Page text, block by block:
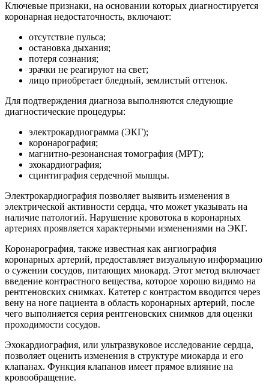
Ключевые признаки, на основании которых диагностируется
коронарная недостаточность, включают:
отсутствие пульса;
остановка дыхания;
потеря сознания;
зрачки не реагируют на свет;
лицо приобретает бледный, землистый оттенок.
Для подтверждения диагноза выполняются следующие
диагностические процедуры:
электрокардиограмма (ЭКГ);
коронарография;
магнитно-резонансная томография (МРТ);
эхокардиография;
сцинтиграфия сердечной мышцы.
Электрокардиография позволяет выявить изменения в
электрической активности сердца, что может указывать на
наличие патологий. Нарушение кровотока в коронарных
артериях проявляется характерными изменениями на ЭКГ.
Коронарография, также известная как ангиография
коронарных артерий, предоставляет визуальную информацию
о сужении сосудов, питающих миокард. Этот метод включает
введение контрастного вещества, которое хорошо видимо на
рентгеновских снимках. Катетер с контрастом вводится через
вену на ноге пациента в область коронарных артерий, после
чего выполняется серия рентгеновских снимков для оценки
проходимости сосудов.
Эхокардиография, или ультразвуковое исследование сердца,
позволяет оценить изменения в структуре миокарда и его
клапанах. Функция клапанов имеет прямое влияние на
кровообращение.